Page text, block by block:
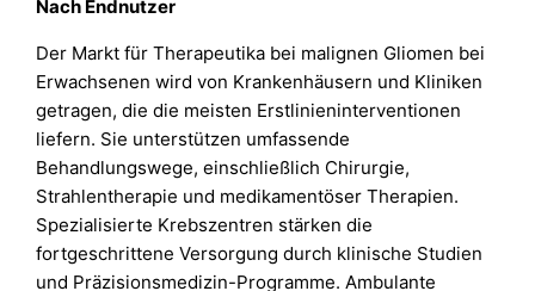
Nach Endnutzer
Der Markt für Therapeutika bei malignen Gliomen bei
Erwachsenen wird von Krankenhäusern und Kliniken
getragen, die die meisten Erstlinieninterventionen
liefern. Sie unterstützen umfassende
Behandlungswege, einschließlich Chirurgie,
Strahlentherapie und medikamentöser Therapien.
Spezialisierte Krebszentren stärken die
fortgeschrittene Versorgung durch klinische Studien
und Präzisionsmedizin-Programme. Ambulante